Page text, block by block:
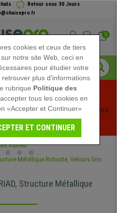
Retour sous 30 Jours
0
Chaisepro ! Des réductions
limitée - Voir l'offre
Visiteur
Structure Métallique
cookies et ceux de tiers
notre site Web, ceci en
pour étudier votre
plus d'informations
rubrique Politique des
accepter tous les cookies en
«Accepter et Continuer»
ET CONTINUER